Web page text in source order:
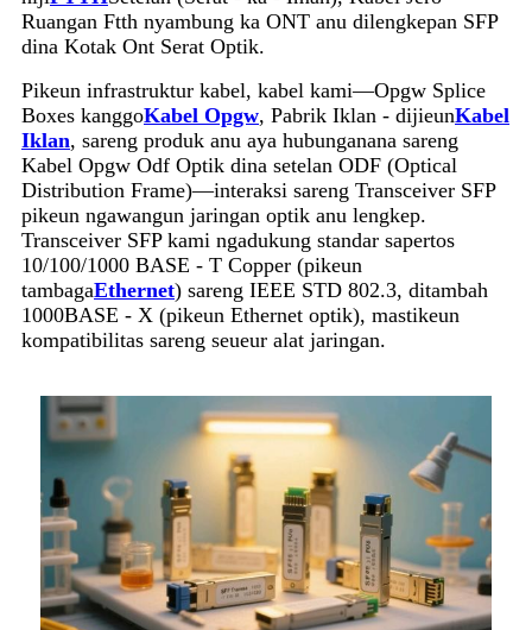
Ruangan Ftth nyambung ka ONT anu dilengkepan SFP
dina Kotak Ont Serat Optik.
Pikeun infrastruktur kabel, kabel kami—Opgw Splice
Boxes kanggoKabel Opgw, Pabrik Iklan - dijieunKabel
Iklan, sareng produk anu aya hubunganana sareng
Kabel Opgw Odf Optik dina setelan ODF (Optical
Distribution Frame)—interaksi sareng Transceiver SFP
pikeun ngawangun jaringan optik anu lengkep.
Transceiver SFP kami ngadukung standar sapertos
10/100/1000 BASE - T Copper (pikeun
tambagaEthernet) sareng IEEE STD 802.3, ditambah
1000BASE - X (pikeun Ethernet optik), mastikeun
kompatibilitas sareng seueur alat jaringan.